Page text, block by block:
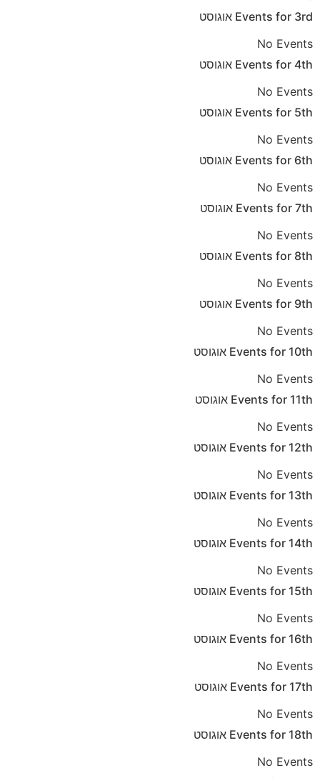
Events for 3rd
אוגוסט
No Events
Events for 4th
אוגוסט
No Events
Events for 5th
אוגוסט
No Events
Events for 6th
אוגוסט
No Events
Events for 7th
אוגוסט
No Events
Events for 8th
אוגוסט
No Events
Events for 9th
אוגוסט
No Events
Events for 10th
אוגוסט
No Events
Events for 11th
אוגוסט
No Events
Events for 12th
אוגוסט
No Events
Events for 13th
אוגוסט
No Events
Events for 14th
אוגוסט
No Events
Events for 15th
אוגוסט
No Events
Events for 16th
אוגוסט
No Events
Events for 17th
אוגוסט
No Events
Events for 18th
אוגוסט
No Events